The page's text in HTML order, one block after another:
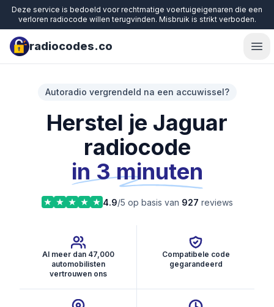
Deze service is bedoeld voor rechtmatige voertuigeigenaren die een
verloren radiocode willen terugvinden. Misbruik is strikt verboden.
radiocodes.co
Autoradio vergrendeld na een accuwissel?
Herstel je Jaguar
radiocode
in 3 minuten
4.9/5 op basis van 927 reviews
Al meer dan 47,000
automobilisten
vertrouwen ons
Compatibele code
gegarandeerd